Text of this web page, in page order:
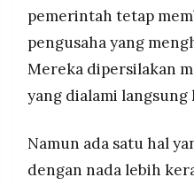
pemerintah tetap
pengusaha yang
Mereka dipersilakan
yang dialami
Namun ada satu hal
dengan nada lebih